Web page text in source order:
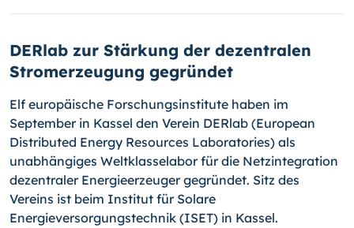
DERlab zur Stärkung der dezentralen
Stromerzeugung gegründet
Elf europäische Forschungsinstitute haben im
September in Kassel den Verein DERlab (European
Distributed Energy Resources Laboratories) als
unabhängiges Weltklasselabor für die Netzintegration
dezentraler Energieerzeuger gegründet. Sitz des
Vereins ist beim Institut für Solare
Energieversorgungstechnik (ISET) in Kassel.